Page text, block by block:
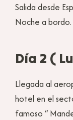
Salida desde
Noche a bordo.
Día 2 (
Llegada al
hotel en el
famoso “